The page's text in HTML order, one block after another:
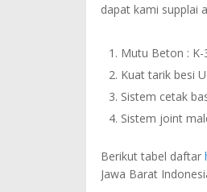
dapat kami supplai
Mutu Beton : K-
Kuat tarik besi
Sistem cetak
Sistem joint
Berikut tabel daftar
Jawa Barat